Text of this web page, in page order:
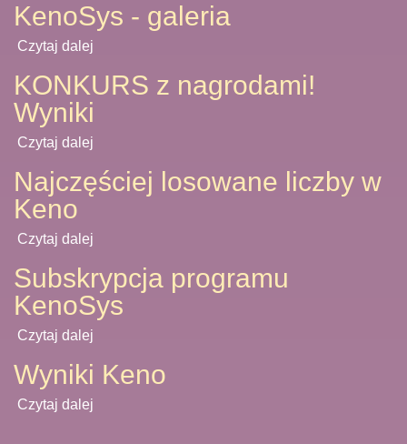
KenoSys - galeria
Czytaj dalej
KONKURS z nagrodami!
Wyniki
Czytaj dalej
Najczęściej losowane liczby w
Keno
Czytaj dalej
Subskrypcja programu
KenoSys
Czytaj dalej
Wyniki Keno
Czytaj dalej